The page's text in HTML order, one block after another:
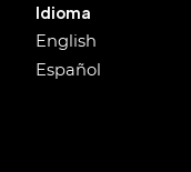
Idioma
English
Español